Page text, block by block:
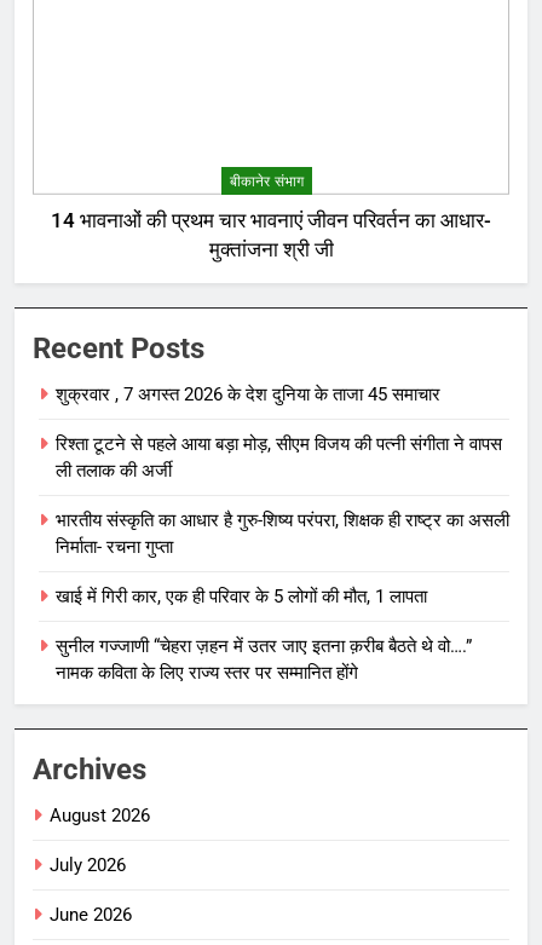
बीकानेर संभाग
14 भावनाओं की प्रथम चार भावनाएं जीवन परिवर्तन का आधार-
मुक्तांजना श्री जी
Recent Posts
शुक्रवार , 7 अगस्त 2026 के देश दुनिया के ताजा 45 समाचार
रिश्ता टूटने से पहले आया बड़ा मोड़, सीएम विजय की पत्नी संगीता ने वापस
ली तलाक की अर्जी
भारतीय संस्कृति का आधार है गुरु-शिष्य परंपरा, शिक्षक ही राष्ट्र का असली
निर्माता- रचना गुप्ता
खाई में गिरी कार, एक ही परिवार के 5 लोगों की मौत, 1 लापता
सुनील गज्जाणी “चेहरा ज़हन में उतर जाए इतना क़रीब बैठते थे वो….”
नामक कविता के लिए राज्य स्तर पर सम्मानित होंगे
Archives
August 2026
July 2026
June 2026